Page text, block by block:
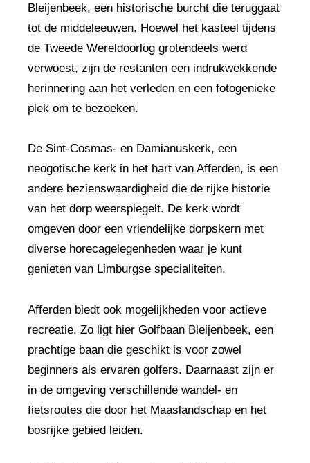
Bleijenbeek, een historische burcht die teruggaat
tot de middeleeuwen. Hoewel het kasteel tijdens
de Tweede Wereldoorlog grotendeels werd
verwoest, zijn de restanten een indrukwekkende
herinnering aan het verleden en een fotogenieke
plek om te bezoeken.
De Sint-Cosmas- en Damianuskerk, een
neogotische kerk in het hart van Afferden, is een
andere bezienswaardigheid die de rijke historie
van het dorp weerspiegelt. De kerk wordt
omgeven door een vriendelijke dorpskern met
diverse horecagelegenheden waar je kunt
genieten van Limburgse specialiteiten.
Afferden biedt ook mogelijkheden voor actieve
recreatie. Zo ligt hier Golfbaan Bleijenbeek, een
prachtige baan die geschikt is voor zowel
beginners als ervaren golfers. Daarnaast zijn er
in de omgeving verschillende wandel- en
fietsroutes die door het Maaslandschap en het
bosrijke gebied leiden.